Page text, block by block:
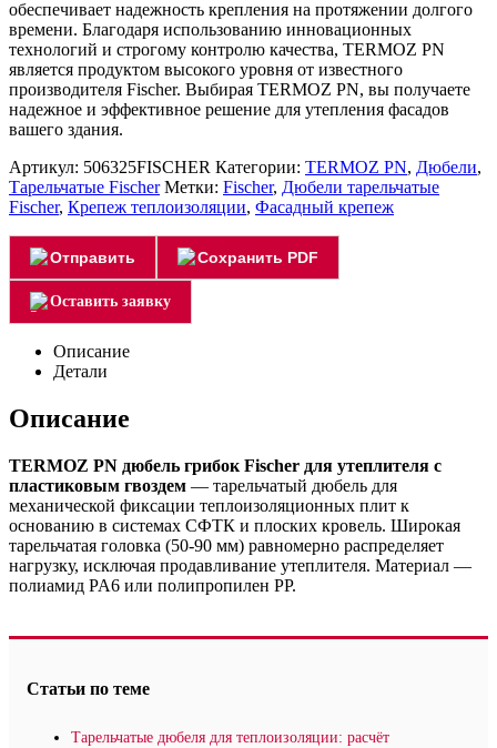
обеспечивает надежность крепления на протяжении долгого
времени. Благодаря использованию инновационных
технологий и строгому контролю качества, TERMOZ PN
является продуктом высокого уровня от известного
производителя Fischer. Выбирая TERMOZ PN, вы получаете
надежное и эффективное решение для утепления фасадов
вашего здания.
Артикул: 506325FISCHER Категории: TERMOZ PN, Дюбели,
Тарельчатые Fischer Метки: Fischer, Дюбели тарельчатые
Fischer, Крепеж теплоизоляции, Фасадный крепеж
Отправить Сохранить PDF
Оставить заявку
Описание
Детали
Описание
TERMOZ PN дюбель грибок Fischer для утеплителя с
пластиковым гвоздем — тарельчатый дюбель для
механической фиксации теплоизоляционных плит к
основанию в системах СФТК и плоских кровель. Широкая
тарельчатая головка (50-90 мм) равномерно распределяет
нагрузку, исключая продавливание утеплителя. Материал —
полиамид PA6 или полипропилен PP.
Статьи по теме
Тарельчатые дюбеля для теплоизоляции: расчёт